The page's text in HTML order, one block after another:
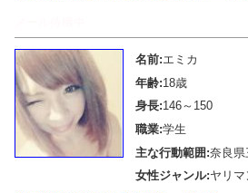
名前:エミカ
年齢:18歳
身長:146～150
職業:学生
主な行動範囲:奈良県
女性ジャンル:ヤリ